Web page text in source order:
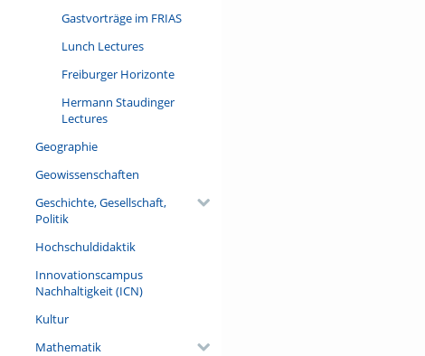
Gastvorträge im FRIAS
Lunch Lectures
Freiburger Horizonte
Hermann Staudinger
Lectures
Geographie
Geowissenschaften
Geschichte, Gesellschaft,
Politik
Hochschuldidaktik
Innovationscampus
Nachhaltigkeit (ICN)
Kultur
Mathematik